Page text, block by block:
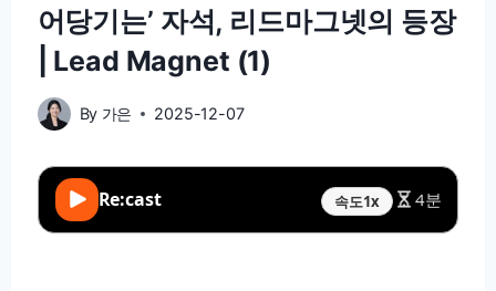
어당기는’ 자석, 리드마그넷의 등장
| Lead Magnet (1)
By 가은 2025-12-07
Re:cast 속도1x 4분